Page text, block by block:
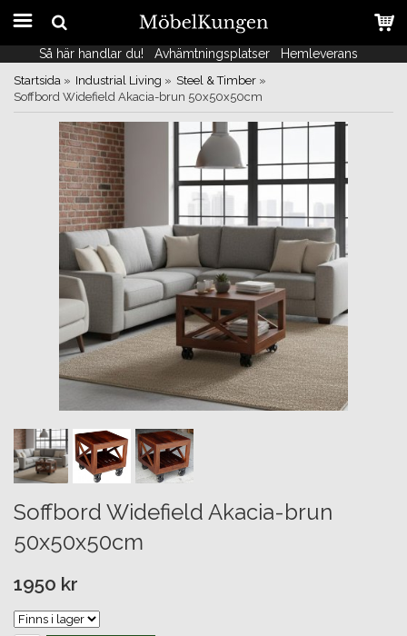
Så här handlar du! Avhämtningsplatser Hemleverans
Så här handlar du! Avhämtningsplatser Hemleverans
Startsida » Industrial Living » Steel & Timber »
Soffbord Widefield Akacia-brun 50x50x50cm
Soffbord Widefield Akacia-brun
50x50x50cm
1950 kr